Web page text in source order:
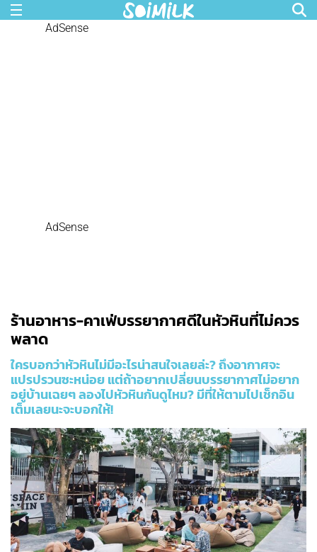
AdSense
AdSense
ร้านอาหาร-คาเฟ่บรรยากาศดีในหัวหินที่ไม่ควร
พลาด
ใครบอกว่าหัวหินไม่มีอะไรน่าสนใจเลยล่ะ? ถึงอากาศจะ
แปรปรวนซะหน่อย แต่ถ้าอยากเปลี่ยนบรรยากาศไม่อยาก
อยู่บ้านเฉยๆ ลองไปหัวหินกันดูไหม? มีที่ให้ตามไปเช็กอิน
เต็มเลยนะจะบอกให้!